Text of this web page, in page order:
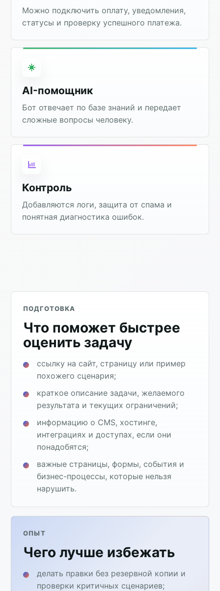
Можно подключить оплату, уведомления,
статусы и проверку успешного платежа.
AI-помощник
Бот отвечает по базе знаний и передает
сложные вопросы человеку.
Контроль
Добавляются логи, защита от спама и
понятная диагностика ошибок.
ПОДГОТОВКА
Что поможет быстрее
оценить задачу
ссылку на сайт, страницу или пример
похожего сценария;
краткое описание задачи, желаемого
результата и текущих ограничений;
информацию о CMS, хостинге,
интеграциях и доступах, если они
понадобятся;
важные страницы, формы, события и
бизнес-процессы, которые нельзя
нарушить.
ОПЫТ
Чего лучше избежать
делать правки без резервной копии и
проверки критичных сценариев;